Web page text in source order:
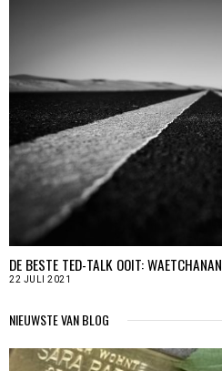
DE BESTE TED-TALK OOIT: WAETCHANAN
22 JULI 2021
NIEUWSTE VAN BLOG